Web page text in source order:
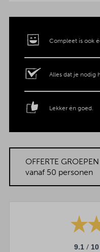
Compleet is ook
Alles dat je nodig
Lekker én goed.
OFFERTE GROEPEN
vanaf 50 personen
9.1 / 10